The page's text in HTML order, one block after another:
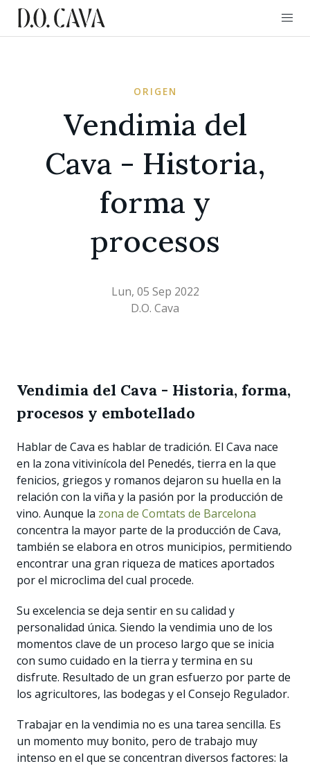
ORIGEN
Vendimia del
Cava - Historia,
forma y
procesos
Lun, 05 Sep 2022
D.O. Cava
Vendimia del Cava - Historia, forma,
procesos y embotellado
Hablar de Cava es hablar de tradición. El Cava nace
en la zona vitivinícola del Penedés, tierra en la que
fenicios, griegos y romanos dejaron su huella en la
relación con la viña y la pasión por la producción de
vino. Aunque la zona de Comtats de Barcelona
concentra la mayor parte de la producción de Cava,
también se elabora en otros municipios, permitiendo
encontrar una gran riqueza de matices aportados
por el microclima del cual procede.
Su excelencia se deja sentir en su calidad y
personalidad única. Siendo la vendimia uno de los
momentos clave de un proceso largo que se inicia
con sumo cuidado en la tierra y termina en su
disfrute. Resultado de un gran esfuerzo por parte de
los agricultores, las bodegas y el Consejo Regulador.
Trabajar en la vendimia no es una tarea sencilla. Es
un momento muy bonito, pero de trabajo muy
intenso en el que se concentran diversos factores: la